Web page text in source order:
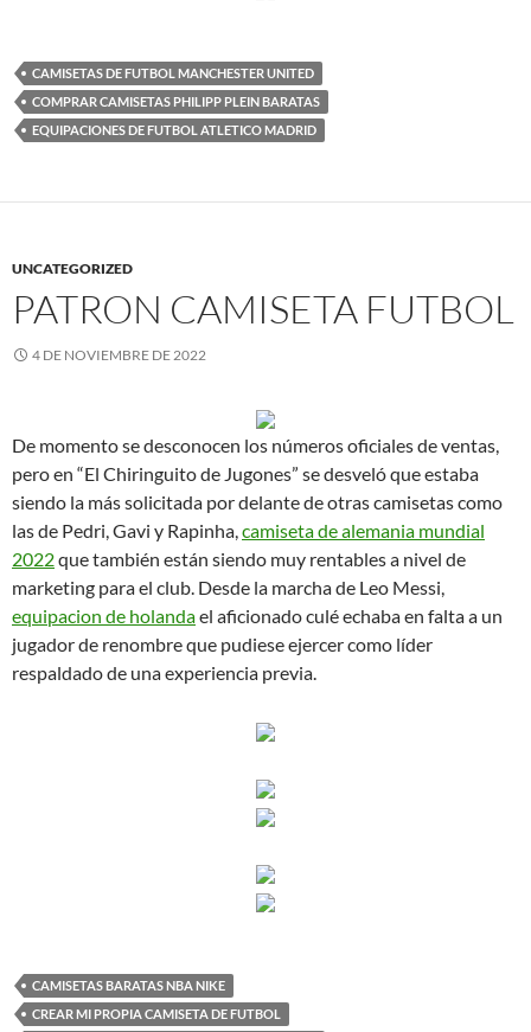
CAMISETAS DE FUTBOL MANCHESTER UNITED
COMPRAR CAMISETAS PHILIPP PLEIN BARATAS
EQUIPACIONES DE FUTBOL ATLETICO MADRID
UNCATEGORIZED
PATRON CAMISETA FUTBOL
4 DE NOVIEMBRE DE 2022
De momento se desconocen los números oficiales de ventas,
pero en “El Chiringuito de Jugones” se desveló que estaba
siendo la más solicitada por delante de otras camisetas como
las de Pedri, Gavi y Rapinha,camiseta de alemania mundial
2022que también están siendo muy rentables a nivel de
marketing para el club. Desde la marcha de Leo Messi,
equipacion de holandael aficionado culé echaba en falta a un
jugador de renombre que pudiese ejercer como líder
respaldado de una experiencia previa.
CAMISETAS BARATAS NBA NIKE
CREAR MI PROPIA CAMISETA DE FUTBOL